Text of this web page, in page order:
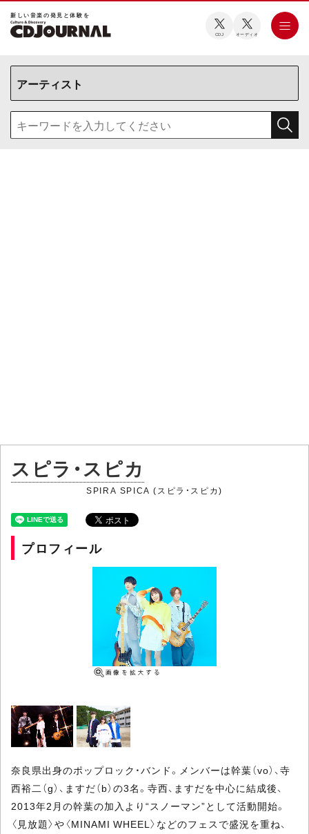
新しい⾳楽の発⾒と体験を
CDJ オーディオ
スピラ・スピカ
SPIRA SPICA (スピラ・スピカ)
プロフィール
奈良県出身のポップロック・バンド。メンバーは幹葉（vo）、寺
西裕二（g）、ますだ（b）の3名。寺西、ますだを中心に結成後、
2013年2月の幹葉の加入より“スノーマン”として活動開始。
〈見放題〉や〈MINAMI WHEEL〉などのフェスで盛況を重ね、